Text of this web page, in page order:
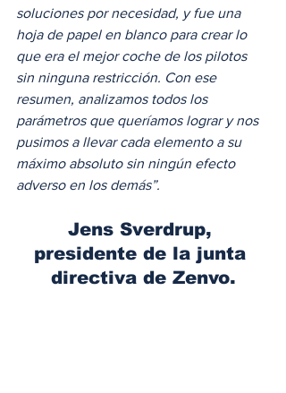
soluciones por necesidad, y fue una
hoja de papel en blanco para crear lo
que era el mejor coche de los pilotos
sin ninguna restricción. Con ese
resumen, analizamos todos los
parámetros que queríamos lograr y nos
pusimos a llevar cada elemento a su
máximo absoluto sin ningún efecto
adverso en los demás”.
Jens Sverdrup,
presidente de la junta
directiva de Zenvo.